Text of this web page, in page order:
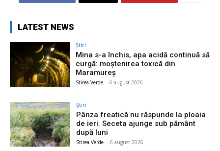
LATEST NEWS
Știri
Mina s-a închis, apa acidă continuă să
curgă: moștenirea toxică din
Maramureș
Stirea Verde - 6 august 2026
Știri
Pânza freatică nu răspunde la ploaia
de ieri. Seceta ajunge sub pământ
după luni
Stirea Verde - 6 august 2026